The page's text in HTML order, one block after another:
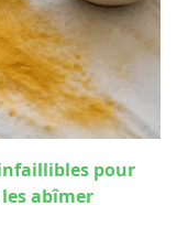
pour
abîmer